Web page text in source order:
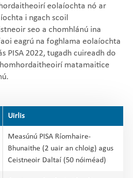
eolaíochta nó ar
i ngach scoil
seo a chomhlánú ina
eagrú na foghlama eolaíochta
PISA 2022, tugadh cuireadh do
matamaitice
Uirlis
Measúnú PISA Ríomhaire-
Bhunaithe (2 uair an chloig) agus
Ceistneoir Daltaí (50 nóiméad)